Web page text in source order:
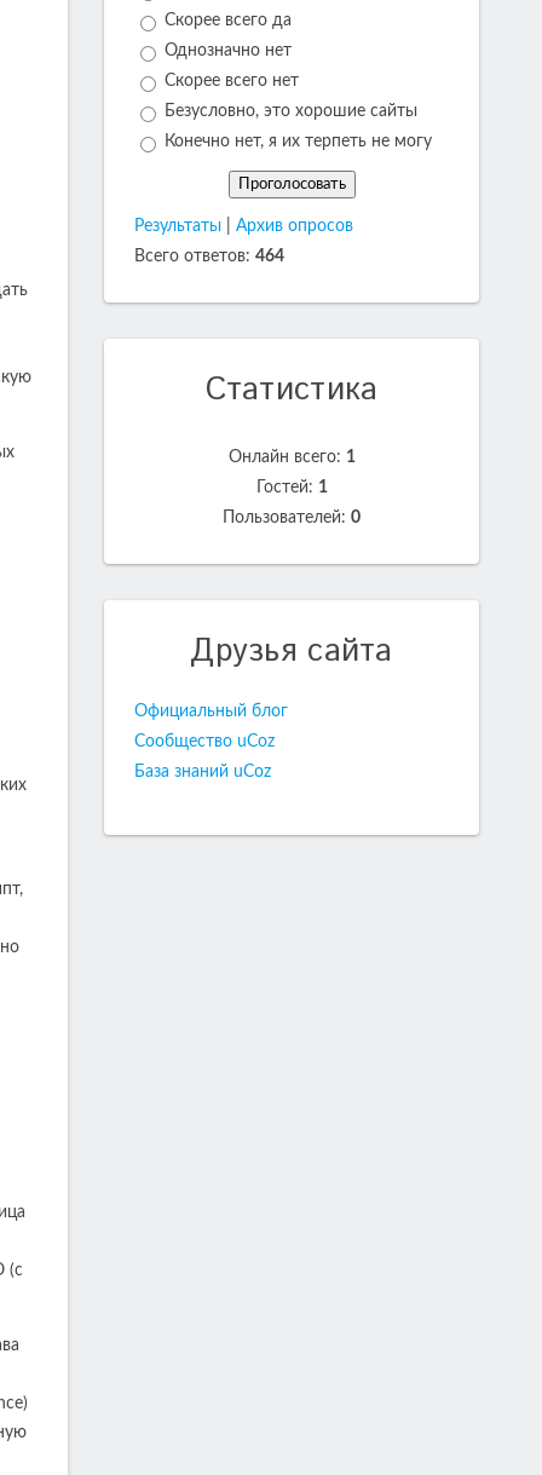
(с
Скорее всего да
Однозначно нет
Скорее всего нет
Безусловно, это хорошие сайты
Конечно нет, я их терпеть не могу
Результаты
Архив опросов
Всего ответов: 464
Статистика
Онлайн всего: 1
Гостей: 1
Пользователей: 0
Друзья сайта
Официальный блог
Сообщество uCoz
База знаний uCoz